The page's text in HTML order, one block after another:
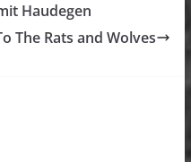
Haudegen
The Rats and Wolves